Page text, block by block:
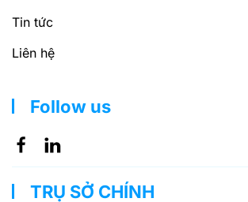
Tin tức
Liên hệ
Follow us
TRỤ SỞ CHÍNH